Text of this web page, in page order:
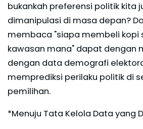
bukankah preferensi politik kita
dimanipulasi di masa depan?
membaca "siapa membeli kopi
kawasan mana" dapat dengan
dengan data demografi
memprediksi perilaku politik di
pemilihan.
*Menuju Tata Kelola Data yang